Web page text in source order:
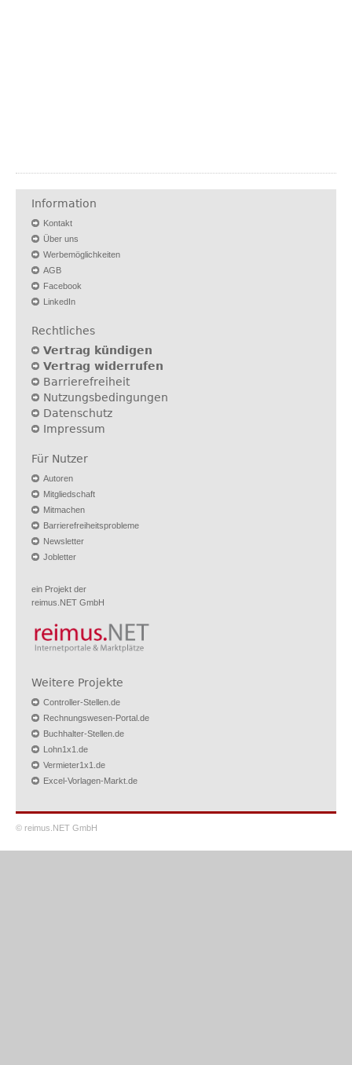
Information
Kontakt
Über uns
Werbemöglichkeiten
AGB
Facebook
LinkedIn
Rechtliches
Vertrag kündigen
Vertrag widerrufen
Barrierefreiheit
Nutzungsbedingungen
Datenschutz
Impressum
Für Nutzer
Autoren
Mitgliedschaft
Mitmachen
Barrierefreiheitsprobleme
Newsletter
Jobletter
ein Projekt der
reimus.NET GmbH
Weitere Projekte
Controller-Stellen.de
Rechnungswesen-Portal.de
Buchhalter-Stellen.de
Lohn1x1.de
Vermieter1x1.de
Excel-Vorlagen-Markt.de
© reimus.NET GmbH